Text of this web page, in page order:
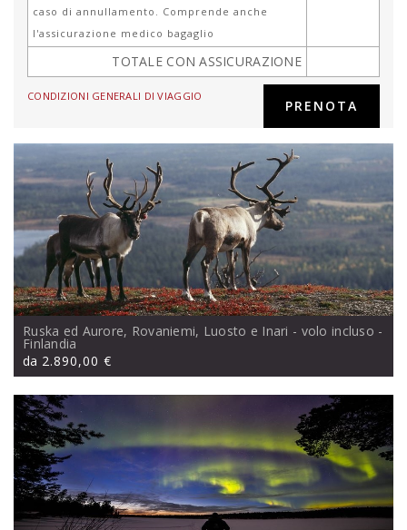
caso di annullamento. Comprende anche
l'assicurazione medico bagaglio
TOTALE CON ASSICURAZIONE
CONDIZIONI GENERALI DI VIAGGIO
Ruska ed Aurore, Rovaniemi, Luosto e Inari - volo incluso -
Finlandia
da 2.890,00 €